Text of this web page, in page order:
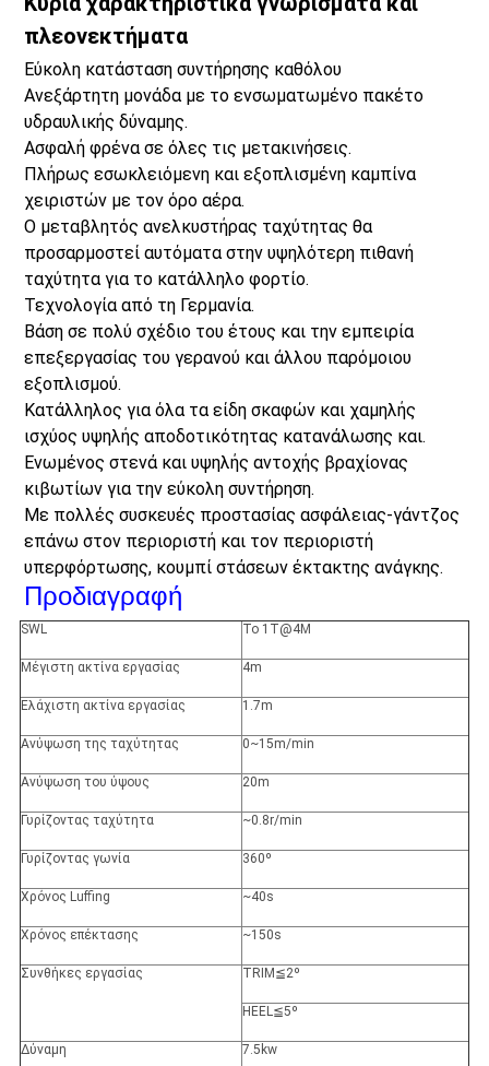
πλεονεκτήματα
Εύκολη κατάσταση συντήρησης καθόλου
Ανεξάρτητη μονάδα με το ενσωματωμένο πακέτο
υδραυλικής δύναμης.
Ασφαλή φρένα σε όλες τις μετακινήσεις.
Πλήρως εσωκλειόμενη και εξοπλισμένη καμπίνα
χειριστών με τον όρο αέρα.
Ο μεταβλητός ανελκυστήρας ταχύτητας θα
προσαρμοστεί αυτόματα στην υψηλότερη πιθανή
ταχύτητα για το κατάλληλο φορτίο.
Τεχνολογία από τη Γερμανία.
Βάση σε πολύ σχέδιο του έτους και την εμπειρία
επεξεργασίας του γερανού και άλλου παρόμοιου
εξοπλισμού.
Κατάλληλος για όλα τα είδη σκαφών και χαμηλής
ισχύος υψηλής αποδοτικότητας κατανάλωσης και.
Ενωμένος στενά και υψηλής αντοχής βραχίονας
κιβωτίων για την εύκολη συντήρηση.
Με πολλές συσκευές προστασίας ασφάλειας-γάντζος
επάνω στον περιοριστή και τον περιοριστή
υπερφόρτωσης, κουμπί στάσεων έκτακτης ανάγκης.
Προδιαγραφή
SWL Το 1T@4M
Μέγιστη ακτίνα εργασίας 4m
Ελάχιστη ακτίνα εργασίας 1.7m
Ανύψωση της ταχύτητας 0~15m/min
Ανύψωση του ύψους 20m
Γυρίζοντας ταχύτητα ~0.8r/min
Γυρίζοντας γωνία 360º
Χρόνος Luffing ~40s
Χρόνος επέκτασης ~150s
Συνθήκες εργασίας TRIM≦2º
HEEL≦5º
Δύναμη 7.5kw